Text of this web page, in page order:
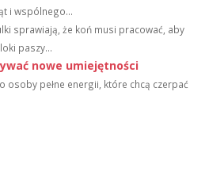
i wspólnego...
sprawiają, że ​​koń musi pracować, aby
paszy...
nowe umiejętności
osoby pełne energii, które chcą czerpać